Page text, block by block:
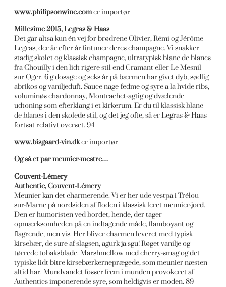
www.philipsonwine.comer importør
Millesime 2015, Legras & Haas
Det går altså kun én vej for brødrene Olivier, Rémi og Jérôme
Legras, der år efter år fintuner deres champagne. Vi snakker
stadig skolet og klassisk champagne, ultratypisk blanc de blancs
fra Chouilly i den lidt rigere stil end Cramant eller Le Mesnil
sur Oger. 6 g dosage og seks år på bærmen har givet dyb, sødlig
abrikos og vaniljeduft. Sauce nage-fedme og syre a la hvide ribs,
voluminøs chardonnay, Montrachet-agtig og dvælende
udtoning som efterklang i et kirkerum. Er du til klassisk blanc
de blancs i den skolede stil, og det jeg ofte, så er Legras & Haas
fortsat relativt overset. 94
www.bisgaard-vin.dker importør
Og så et par meunier-mestre…
Couvent-Lémery
Authentic, Couvent-Lémery
Meunier kan det charmerende. Vi er her ude vestpå i Trélou-
sur-Marne på nordsiden af floden i klassisk leret meunier-jord.
Den er humoristen ved bordet, hende, der tager
opmærksomheden på en indtagende måde, flamboyant og
flagrende, men vis. Her bliver charmen leveret med typisk
kirsebær, de sure af slagsen, agurk ja sgu! Røget vanilje og
tørrede tobaksblade. Marshmellow med cherry-smag og det
typiske lidt bitre kirsebærkerneprægede, som meunier næsten
altid har. Mundvandet fosser frem i munden provokeret af
Authentics imponerende syre, som heldigvis er moden. 89